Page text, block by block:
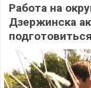
Работа на
Дзержинска